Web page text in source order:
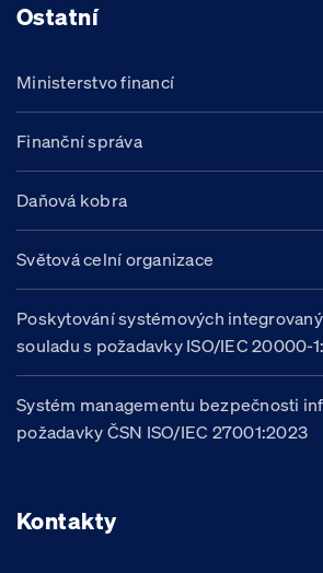
Ostatní
Ministerstvo financí
Finanční správa
Daňová kobra
Světová celní organizace
Poskytování systémových
souladu s požadavky ISO/IEC 20000-
Systém managementu bezpečnosti
požadavky ČSN ISO/IEC 27001:2023
Kontakty